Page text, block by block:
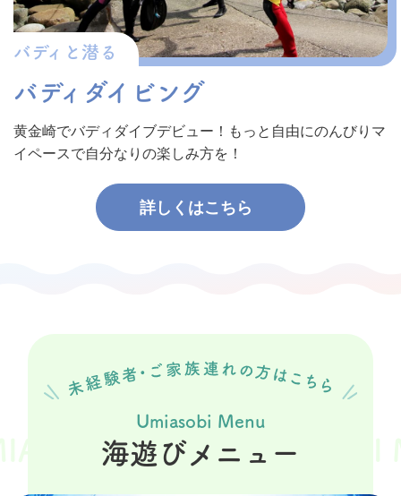
バディと潜る
バディダイビング
黄金崎でバディダイブデビュー！もっと自由にのんびりマ
イペースで自分なりの楽しみ方を！
詳しくはこちら
MENU UMIASOBI
Umiasobi Menu
海遊びメニュー